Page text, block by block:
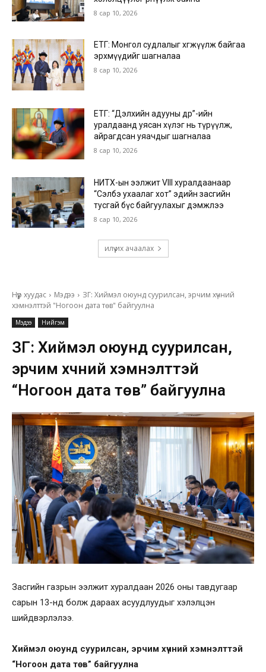
8 сар 10, 2026
ЕТГ: Монгол судлалыг хөгжүүлж байгаа
эрхмүүдийг шагналаа
8 сар 10, 2026
ЕТГ: “Дэлхийн адууны өдөр”-ийн
уралдаанд уясан хүлэг нь түрүүлж,
айрагдсан уяачдыг шагналаа
8 сар 10, 2026
НИТХ-ын ээлжит VIII хуралдаанаар
“Сэлбэ ухаалаг хот” эдийн засгийн
тусгай бүс байгуулахыг дэмжлээ
8 сар 10, 2026
илүү их ачаалах